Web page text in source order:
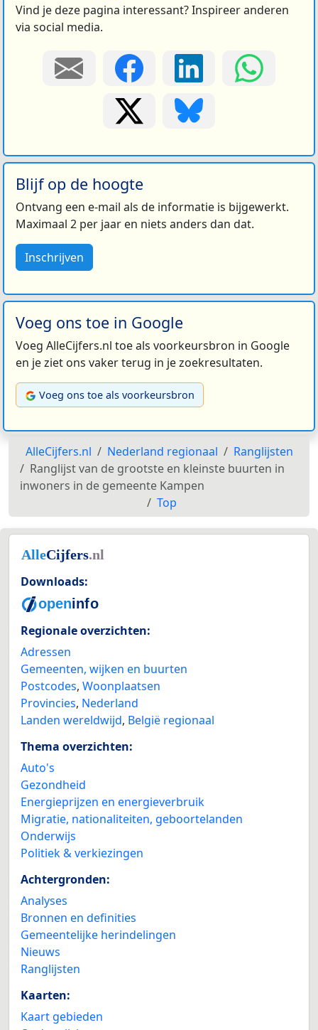
Vind je deze pagina interessant? Inspireer anderen
via social media.
Blijf op de hoogte
Ontvang een e-mail als de informatie is bijgewerkt.
Maximaal 2 per jaar en niets anders dan dat.
Inschrijven
Voeg ons toe in Google
Voeg AlleCijfers.nl toe als voorkeursbron in Google
en je ziet ons vaker terug in je zoekresultaten.
Voeg ons toe als voorkeursbron
AlleCijfers.nl Nederland regionaal
Ranglijsten
Ranglijst van de grootste en kleinste buurten in
inwoners in de gemeente Kampen
Top
Downloads:
Regionale overzichten:
Adressen
Gemeenten, wijken en buurten
Postcodes, Woonplaatsen
Provincies, Nederland
Landen wereldwijd, België regionaal
Thema overzichten:
Auto's
Gezondheid
Energieprijzen en energieverbruik
Migratie, nationaliteiten, geboortelanden
Onderwijs
Politiek & verkiezingen
Achtergronden:
Analyses
Bronnen en definities
Gemeentelijke herindelingen
Nieuws
Ranglijsten
Kaarten:
Kaart gebieden